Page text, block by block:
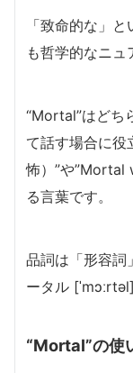
「致命的な」
も哲学的なニュ
“Mortal”はどち
て話す場合に
怖）”や”Mortal
る言葉です。
品詞は「形容詞
ータル
“Mortal”の使